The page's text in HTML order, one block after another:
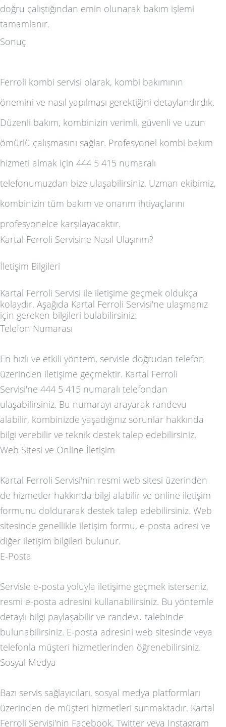
doğru çalıştığından emin olunarak bakım işlemi
tamamlanır.
Sonuç
Ferroli kombi servisi olarak, kombi bakımının
önemini ve nasıl yapılması gerektiğini detaylandırdık.
Düzenli bakım, kombinizin verimli, güvenli ve uzun
ömürlü çalışmasını sağlar. Profesyonel kombi bakım
hizmeti almak için 444 5 415 numaralı
telefonumuzdan bize ulaşabilirsiniz. Uzman ekibimiz,
kombinizin tüm bakım ve onarım ihtiyaçlarını
profesyonelce karşılayacaktır.
Kartal Ferroli Servisine Nasıl Ulaşırım?
İletişim Bilgileri
Kartal Ferroli Servisi ile iletişime geçmek oldukça
kolaydır. Aşağıda Kartal Ferroli Servisi'ne ulaşmanız
için gereken bilgileri bulabilirsiniz:
Telefon Numarası
En hızlı ve etkili yöntem, servisle doğrudan telefon
üzerinden iletişime geçmektir. Kartal Ferroli
Servisi'ne 444 5 415 numaralı telefondan
ulaşabilirsiniz. Bu numarayı arayarak randevu
alabilir, kombinizde yaşadığınız sorunlar hakkında
bilgi verebilir ve teknik destek talep edebilirsiniz.
Web Sitesi ve Online İletişim
Kartal Ferroli Servisi'nin resmi web sitesi üzerinden
de hizmetler hakkında bilgi alabilir ve online iletişim
formunu doldurarak destek talep edebilirsiniz. Web
sitesinde genellikle iletişim formu, e-posta adresi ve
diğer iletişim bilgileri bulunur.
E-Posta
Servisle e-posta yoluyla iletişime geçmek isterseniz,
resmi e-posta adresini kullanabilirsiniz. Bu yöntemle
detaylı bilgi paylaşabilir ve randevu talebinde
bulunabilirsiniz. E-posta adresini web sitesinde veya
telefonla müşteri hizmetlerinden öğrenebilirsiniz.
Sosyal Medya
Bazı servis sağlayıcıları, sosyal medya platformları
üzerinden de müşteri hizmetleri sunmaktadır. Kartal
Ferroli Servisi'nin Facebook, Twitter veya Instagram